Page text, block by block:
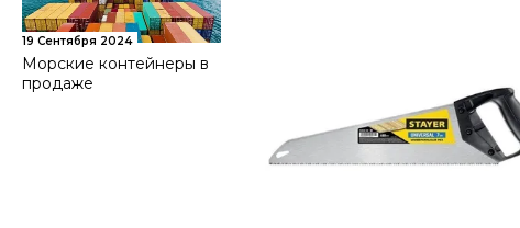
19 Сентября 2024
Морские контейнеры в
продаже